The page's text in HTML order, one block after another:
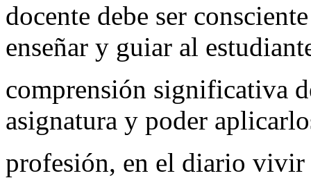
docente debe ser
enseñar y guiar al
comprensión significativa
asignatura y poder
profesión, en el diario vivir